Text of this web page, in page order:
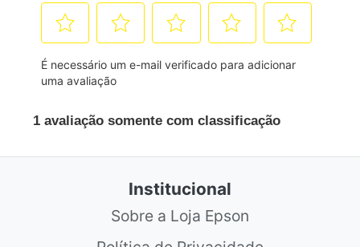
Institucional
Sobre a Loja Epson